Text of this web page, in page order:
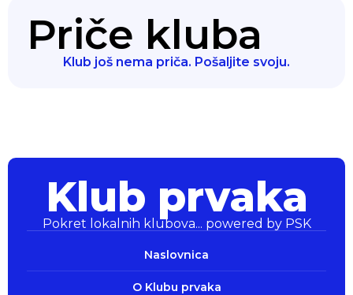
Priče kluba
Klub još nema priča. Pošaljite svoju.
Klub prvaka
Pokret lokalnih klubova... powered by PSK
Naslovnica
O Klubu prvaka